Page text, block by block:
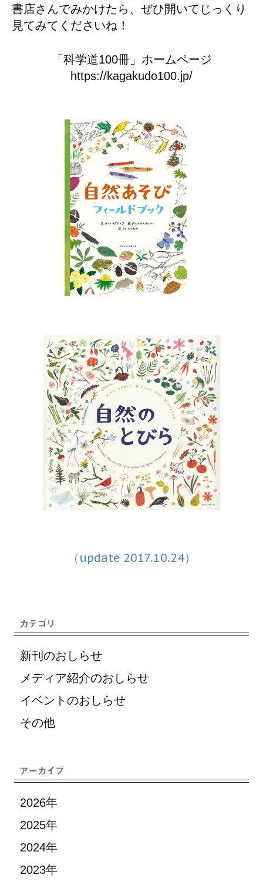
書店さんでみかけたら、ぜひ開いてじっくり
見てみてくださいね！
「科学道100冊」ホームページ
https://kagakudo100.jp/
（update 2017.10.24）
新刊のおしらせ
メディア紹介のおしらせ
イベントのおしらせ
その他
2026年
2025年
2024年
2023年